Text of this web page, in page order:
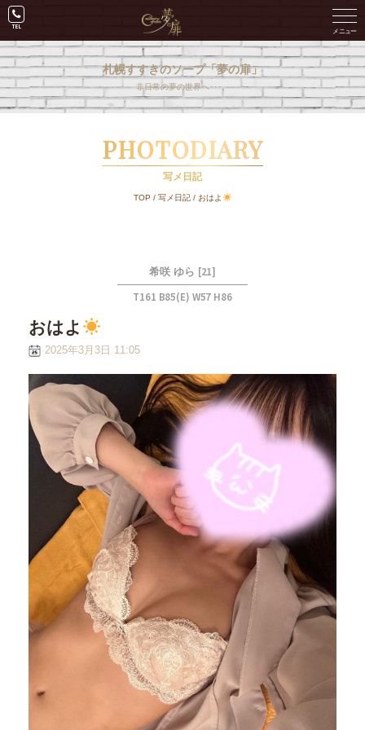
札幌すすきのソープ「夢の扉」
非日常の夢の世界へ･･･。
PHOTODIARY
写メ日記
TOP / 写メ日記/ おはよ
希咲 ゆら [21]
T161 B85(E) W57 H86
おはよ
2025年3月3日 11:05